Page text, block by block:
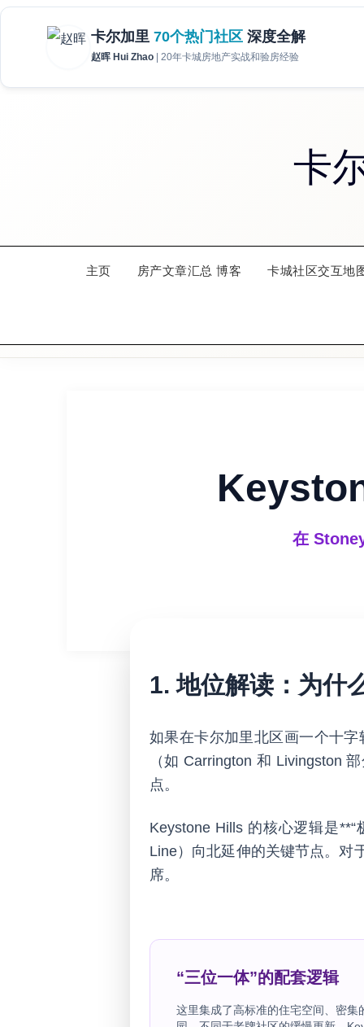
卡
主页 房产文章汇总 博客 卡城社区交互地
在
1. 地位解读：为什
如果在卡尔加里北区画一个十
（如 Carrington 和 Livingston
点。
Keystone Hills 的核心逻辑是
Line）向北延伸的关键节点。对
席。
“三位一体”的配套逻辑
这里集成了高标准的住宅空间、密集